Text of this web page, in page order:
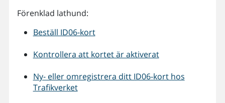
Förenklad lathund:
Beställ ID06-kort
Kontrollera att kortet är aktiverat
Ny- eller omregistrera ditt ID06-kort hos
Trafikverket